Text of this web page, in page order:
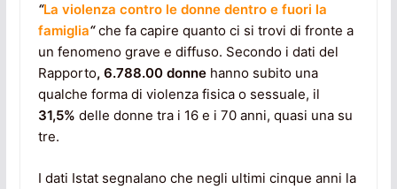
“La violenza contro le donne dentro e fuori la
famiglia“che fa capire quanto ci si trovi di fronte a
un fenomeno grave e diffuso. Secondo i dati del
Rapporto, 6.788.00 donnehanno subito una
qualche forma di violenza fisica o sessuale, il
31,5% delle donne tra i 16 e i 70 anni, quasi una su
tre.
I dati Istat segnalano che negli ultimi cinque anni la